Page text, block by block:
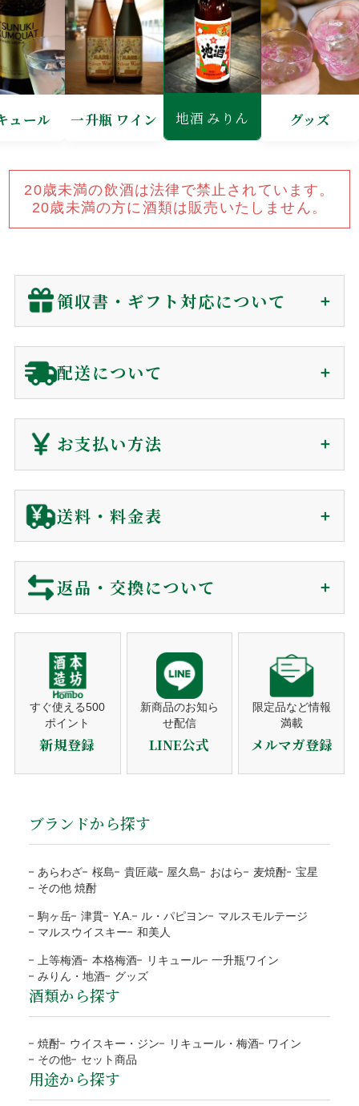
ご利用ガイド
お客様の声
お問い合わせ
メールマガジン
プライバシーポリシー
特定商取引法に基づく表示
ュール 一升瓶 ワイン 地酒 みりん グッズ
20歳未満の飲酒は法律で禁止されています。
20歳未満の方に酒類は販売いたしません。
領収書・ギフト対応について
領収書（インボイス対応）
会員の方(購入時)：マイページの購入履歴から、発送後
180日間、電子領収書が発行できます。
ギフト対応に関して
包装紙 買い物カゴに入れる前にご選択下さい。
※包装・カードが選択できない商品はギフト非対応の商品になり
熨斗対応 ギフト対応の商品のみ、買い物カゴに入れた後、
備考欄にご記入ください。
のしの種類 お歳暮・お中元・お祝いetc
包装・メッセージカードをご希望の方は、商品をカ
※箱なしの商品など、熨斗を含めて、単体ではギフト対応がで
ラッピング
無料
目的やお相手に合わせて選べる
4種類のラッピング
当店オリジナル(汎
用)
包装紙B
配送について
ご注文から1〜7日で
ご注文から商品到着について
注文確認メール
ご購入後、すぐに自動送信。
営業日（平日）に発送日をご連絡。
商品の発送
平日10時までのご注文は当日発送。
発送後、送り状番号をご連絡。
送り状番号から商品の追跡が可能。
なります。
応となります。
到着日に指定がない場合、最短日程での発送となりま
なります。
お支払方法が前払「銀行振込・コンビニ決済(払込票)」
の場合、ご入金確認後の発送。
お支払い方法
クレジットカード
リボ払い・一括払い・各分割払いに対応。
注文者名がカード名義人でないものは決済をお断りす
る事がございます。
代金引換
ご注文確認後に最短発送。代金は商品受取時に配送員にお支
代引手数料330円はお客様ご負担になります。
断りする場合がございます。
商品合計額 代引き手数料
9,999円(税込)以下
330円
10,000円(税込)以上
NP後払い
ご注文確認後に最短発送。商品の到着を確認してから、「コ
送料・料金表
地域 都道府県 送料
北海道 北海道
東北
青森、岩手、宮城、秋田、
山形、福島
関東/信越
茨城、栃木、群馬、埼玉、
千葉、東京、神奈川、
新潟、山梨、長野
返品・交換について
り返品・交換ポリシーを定めております。
ご注文のキャンセル
商品の発送前、ご入金前でしたら無料で対応いたしますので
ご連絡下さい。
商品の管理には万全を期しておりますが、万が一、お届けし
に当店までご連絡ください。お客様にはご負担なく返品・交
換の手続きをさせていただきます。
お客様のご負担はございません。
商品の返送にご協力頂けない場合、連絡なく返送され
た場合、対応をお断りいたします。
運送会社の破損による代品
お客様にご連絡いたします。また商品のお受取りの際に破損
していた場合、その旨を運送会社に伝え、商品の受取拒否
すぐ使える500
ポイント
新規登録
新商品のお知ら
せ配信
LINE公式
限定品など情報
満載
メルマガ登録
ブランドから探す
あらわざ 桜島 貴匠蔵 屋久島 おはら 麦焼酎
宝星
その他 焼酎
駒ヶ岳 津貫 Y.A. ル・パピヨン
マルスモルテージ
マルスウイスキー
和美人
上等梅酒 本格梅酒 リキュール
一升瓶ワイン
みりん・地酒
グッズ
酒類から探す
焼酎 ウイスキー・ジン リキュール・梅酒
ワイン
その他
セット商品
用途から探す